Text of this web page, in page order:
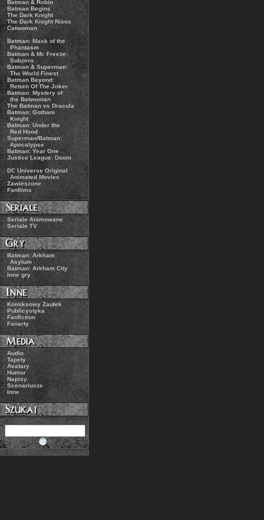
.: Batman & Robin
.: Batman Begins
.: The Dark Knight
.: The Dark Knight Rises
.: Catwoman
.:Batman: Mask of the
Phantasm
.: Batman & Mr. Freeze:
Subzero
.: Batman & Superman:
The World Finest
.: Batman Beyond:
Return Of The Joker
.: Batman: Mystery of
the Batwoman
.: The Batman vs Dracula
.: Batman: Gotham
Knight
.: Batman: Under the
Red Hood
.: Superman/Batman:
Apocalypse
.: Batman: Year One
.: Justice League: Doom
.: DC Universe Original
Animated Movies
.: Zawieszone
.: Fanfilms
.: Seriale Animowane
.: Seriale TV
.: Batman: Arkham
Asylum
.: Batman: Arkham City
.:Inne gry
.: Komiksowy Zaułek
.: Publicystyka
.: Fanfiction
.:Fanarty
.: Audio
.: Tapety
.: Avatary
.:Humor
.: Napisy
.: Scenariusze
.: Inne